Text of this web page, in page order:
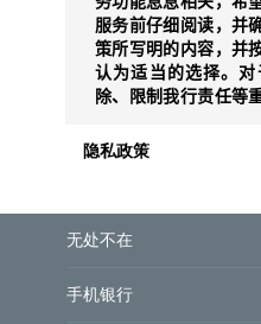
隐私政策
无处不在
手机银行